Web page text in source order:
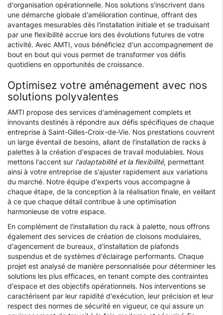
d'organisation opérationnelle. Nos solutions s'inscrivent dans
une démarche globale d'amélioration continue, offrant des
avantages mesurables dès l'installation initiale et se traduisant
par une flexibilité accrue lors des évolutions futures de votre
activité. Avec AMTI, vous bénéficiez d'un accompagnement de
bout en bout qui vous permet de transformer vos défis
quotidiens en opportunités de croissance.
Optimisez votre aménagement avec nos
solutions polyvalentes
AMTI propose des services d'aménagement complets et
innovants destinés à répondre aux défis spécifiques de chaque
entreprise à Saint-Gilles-Croix-de-Vie. Nos prestations couvrent
un large éventail de besoins, allant de l'installation de racks à
palettes à la création d'espaces de travail modulables. Nous
mettons l'accent sur l'adaptabilité et la flexibilité, permettant
ainsi à votre entreprise de s'ajuster rapidement aux variations
du marché. Notre équipe d'experts vous accompagne à
chaque étape, de la conception à la réalisation finale, en veillant
à ce que chaque détail contribue à une optimisation
harmonieuse de votre espace.
En complément de l'installation du rack à palette, nous offrons
également des services de création de cloisons modulaires,
d'agencement de bureaux, d'installation de plafonds
suspendus et de systèmes d'éclairage performants. Chaque
projet est analysé de manière personnalisée pour déterminer les
solutions les plus efficaces, en tenant compte des contraintes
d'espace et des objectifs opérationnels. Nos interventions se
caractérisent par leur rapidité d'exécution, leur précision et leur
respect des normes de sécurité en vigueur, ce qui assure un